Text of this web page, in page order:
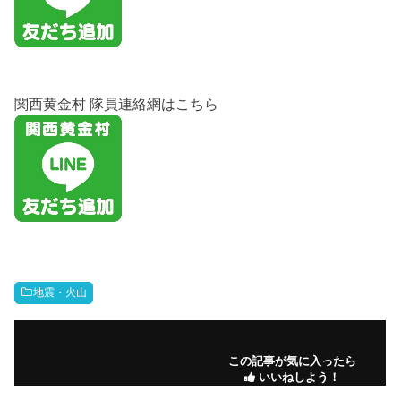
関西黄金村 隊員連絡網はこちら
地震・火山
この記事が気に入ったら
いいねしよう！